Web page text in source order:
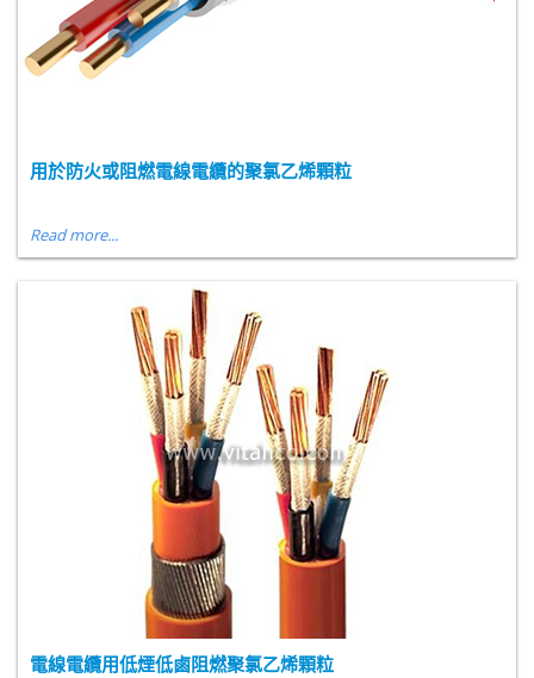
用於防火或阻燃電線電纜的聚氯乙烯顆粒
Read more...
電線電纜用低煙低鹵阻燃聚氯乙烯顆粒